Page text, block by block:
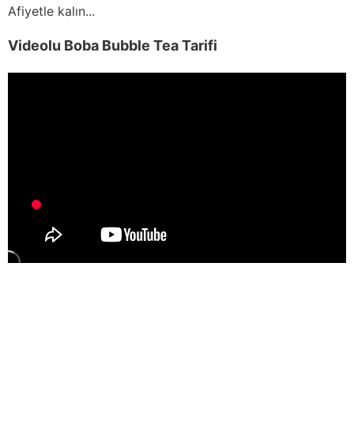
Afiyetle kalın...
Videolu Boba Bubble Tea Tarifi